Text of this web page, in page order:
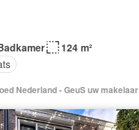
124 m²
Nederland - GeuS uw makelaar